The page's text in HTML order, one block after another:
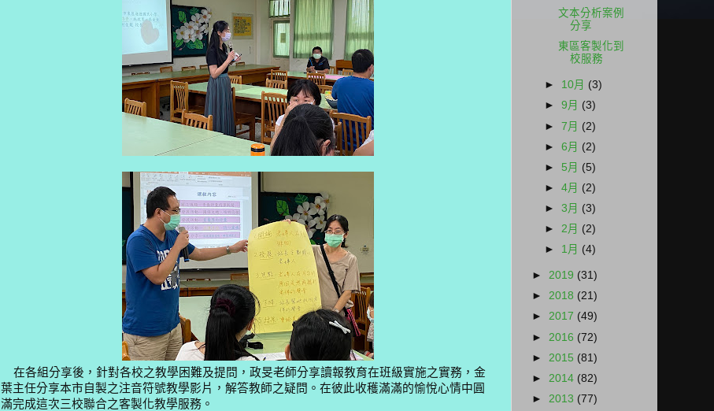
在各組分享後，針對各校之教學困難及提問，政旻老師分享讀報教育在班級實施之實務，金
葉主任分享本市自製之注音符號教學影片，解答教師之疑問。在彼此收穫滿滿的愉悅心情中圓
滿完成這次三校聯合之客製化教學服務。
文本分析案例
分享
東區客製化到
校服務
► 10月 (3)
►9月 (3)
►7月 (2)
►6月 (2)
► 5月 (5)
►4月 (2)
►3月 (3)
►2月 (2)
► 1月 (4)
► 2019 (31)
► 2018 (21)
► 2017 (49)
► 2016 (72)
► 2015 (81)
► 2014 (82)
► 2013 (77)